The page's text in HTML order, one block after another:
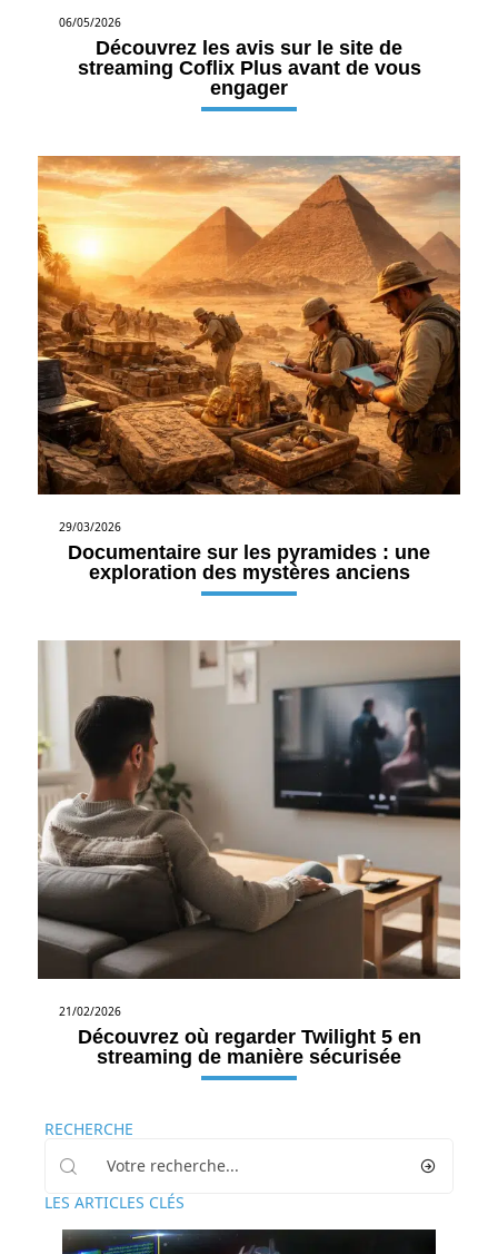
06/05/2026
Découvrez les avis sur le site de
streaming Coflix Plus avant de vous
engager
29/03/2026
Documentaire sur les pyramides : une
exploration des mystères anciens
21/02/2026
Découvrez où regarder Twilight 5 en
streaming de manière sécurisée
RECHERCHE
LES ARTICLES CLÉS